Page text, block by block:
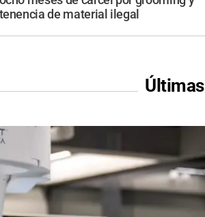
tenencia de material ilegal
Últimas